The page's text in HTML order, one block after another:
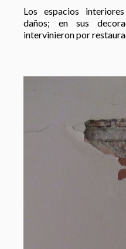
Los espacios
daños; en sus
intervinieron por